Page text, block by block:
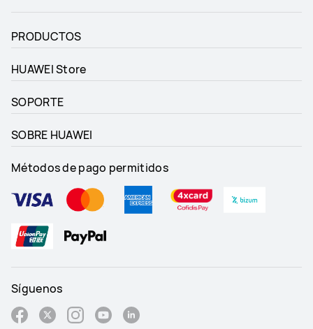
PRODUCTOS
HUAWEI Store
SOPORTE
SOBRE HUAWEI
Métodos de pago permitidos
Síguenos